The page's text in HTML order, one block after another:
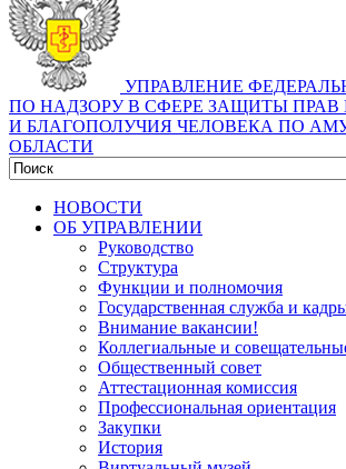
УПРАВЛЕНИЕ
ПО НАДЗОРУ В СФЕРЕ ЗАЩИТЫ ПРАВ
И БЛАГОПОЛУЧИЯ ЧЕЛОВЕКА ПО
ОБЛАСТИ
НОВОСТИ
ОБ УПРАВЛЕНИИ
Руководство
Структура
Функции и полномочия
Государственная служба и
Внимание вакансии!
Коллегиальные и
Общественный совет
Аттестационная комиссия
Профессиональная ориентация
Закупки
История